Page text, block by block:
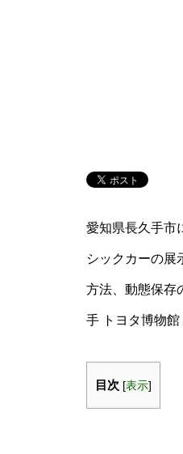
愛知県長久手市
シックカーの展
方法、動態保存
手 トヨタ博物館
目次 [表示]